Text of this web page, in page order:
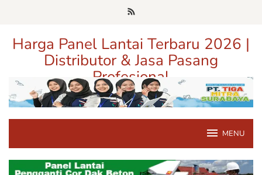
Harga Panel Lantai Terbaru 2026 |
Distributor & Jasa Pasang
Profesional
Pusat Informasi Harga, Distributor, dan Jasa Pasang Panel Lantai
Terpercaya di Jawa Timur
MENU